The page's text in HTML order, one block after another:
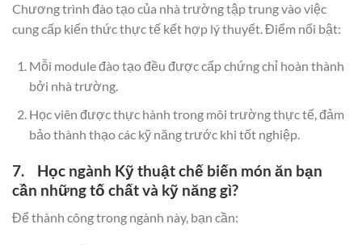
Chương trình đào tạo của nhà trường tập trung vào việc
cung cấp kiến thức thực tế kết hợp lý thuyết. Điểm nổi bật:
Mỗi module đào tạo đều được cấp chứng chỉ hoàn thành
bởi nhà trường.
Học viên được thực hành trong môi trường thực tế, đảm
bảo thành thạo các kỹ năng trước khi tốt nghiệp.
7. Học ngành Kỹ thuật chế biến món ăn bạn
cần những tố chất và kỹ năng gì?
Để thành công trong ngành này, bạn cần: